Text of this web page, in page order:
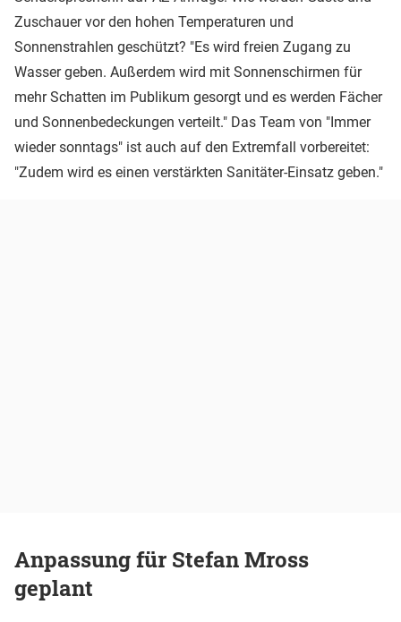
Zuschauer vor den hohen Temperaturen und
Sonnenstrahlen geschützt? "Es wird freien Zugang zu
Wasser geben. Außerdem wird mit Sonnenschirmen für
mehr Schatten im Publikum gesorgt und es werden Fächer
und Sonnenbedeckungen verteilt." Das Team von "Immer
wieder sonntags" ist auch auf den Extremfall vorbereitet:
"Zudem wird es einen verstärkten Sanitäter-Einsatz geben."
Anpassung für Stefan Mross
geplant